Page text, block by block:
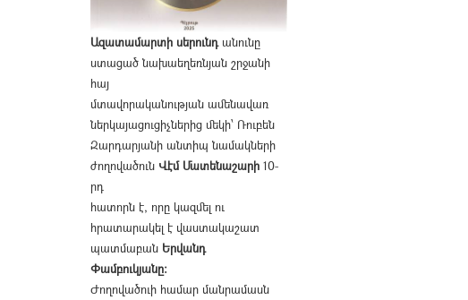
Ազատամարտի սերունդանունը
ստացած նախաեղեռնյան շրջանի
հայ
մտավորականության ամենավառ
ներկայացուցիչներից մեկի՝ Ռուբեն
Զարդարյանի անտիպ նամակների
ժողովածուն Վէմ Մատենաշարի 10-
րդ
հատորն է, որը կազմել ու
հրատարակել է վաստակաշատ
պատմաբան Երվանդ
Փամբուկյանը։
Ժողովածուի համար մանրամասն